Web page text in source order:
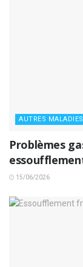
AUTRES MALADIES
Problèmes
15/06/2026